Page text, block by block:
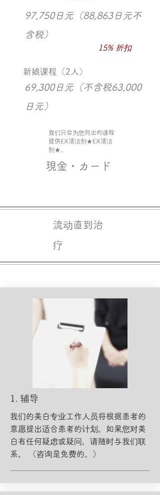
97,750日元（88,863日元不
含税）
15% 折扣
新娘课程（2人）
69,300日元（不含税63,000
日元）
​我们只会为您列出的课程
提供EX清洁剂★EX清洁
剂★。
​現金・カード
流动直到治
疗
​1. 辅导
我们的美白专业工作人员将根据患者的
意愿提出适合患者的计划。如果您对美
白有任何疑虑或疑问，请随时与我们联
系。 （咨询是免费的。）